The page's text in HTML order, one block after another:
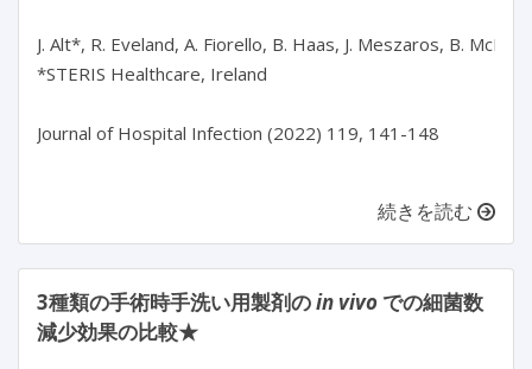
J. Alt*, R. Eveland, A. Fiorello, B. Haas, J. Meszaros, B.
*STERIS Healthcare, Ireland
Journal of Hospital Infection (2022) 119, 141-148
続きを読む
3種類の手術時手洗い用製剤のin vivoでの細菌数
減少効果の比較★